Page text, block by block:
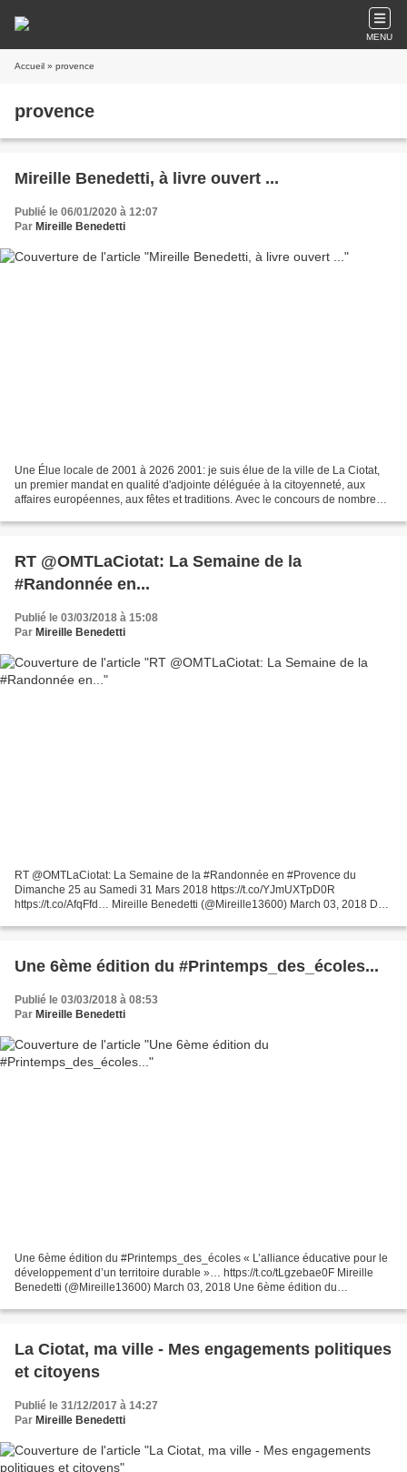
MENU
Accueil » provence
provence
Mireille Benedetti, à livre ouvert ...
Publié le 06/01/2020 à 12:07
Par Mireille Benedetti
Une Élue locale de 2001 à 2026 2001: je suis élue de la ville de La Ciotat,
un premier mandat en qualité d'adjointe déléguée à la citoyenneté, aux
affaires européennes, aux fêtes et traditions. Avec le concours de nombreux
RT @OMTLaCiotat: La Semaine de la
#Randonnée en...
Publié le 03/03/2018 à 15:08
Par Mireille Benedetti
RT @OMTLaCiotat: La Semaine de la #Randonnée en #Provence du
Dimanche 25 au Samedi 31 Mars 2018 https://t.co/YJmUXTpD0R
https://t.co/AfqFfd… Mireille Benedetti (@Mireille13600) March 03, 2018 Du
Une 6ème édition du #Printemps_des_écoles...
Publié le 03/03/2018 à 08:53
Par Mireille Benedetti
Une 6ème édition du #Printemps_des_écoles « L’alliance éducative pour le
développement d’un territoire durable »… https://t.co/tLgzebae0F Mireille
Benedetti (@Mireille13600) March 03, 2018 Une 6ème édition du
La Ciotat, ma ville - Mes engagements politiques
et citoyens
Publié le 31/12/2017 à 14:27
Par Mireille Benedetti